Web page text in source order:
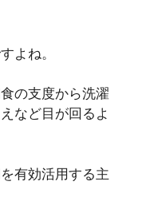
よね。
の支度から洗濯
など目が回るよ
有効活用する主